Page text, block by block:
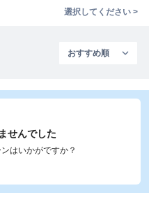
選択してください >
せんでした
はいかがですか？